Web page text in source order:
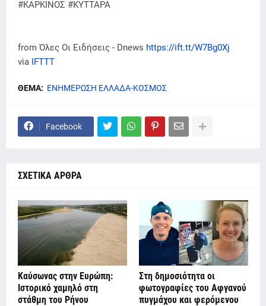
#ΚΑΡΚΙΝΟΣ #ΚΥΤΤΑΡΑ
from Όλες Οι Ειδήσεις - Dnews https://ift.tt/W7Bg0Xj
via IFTTT
ΘΕΜΑ: ΕΝΗΜΕΡΩΣΗ ΕΛΛΑΔΑ-ΚΟΣΜΟΣ
Facebook
ΣΧΕΤΙΚΑ ΑΡΘΡΑ
Καύσωνας στην Ευρώπη:
Ιστορικό χαμηλό στη
στάθμη του Ρήνου
Στη δημοσιότητα οι
φωτογραφίες του Αφγανού
πυγμάχου και φερόμενου